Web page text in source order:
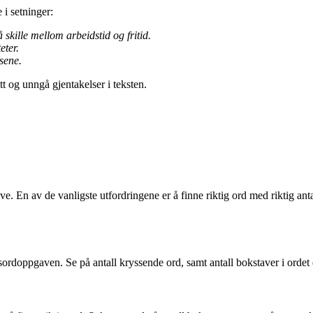
i setninger:
skille mellom arbeidstid og fritid.
og unngå gjentakelser i teksten.
En av de vanligste utfordringene er å finne riktig ord med riktig
Se på antall kryssende ord, samt antall bokstaver i ordet